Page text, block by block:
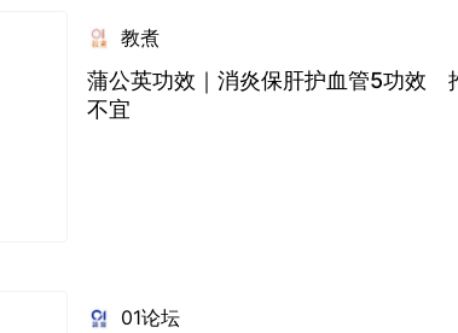
教煮
蒲公英功效｜消炎保肝护血管5功效
不宜
01论坛